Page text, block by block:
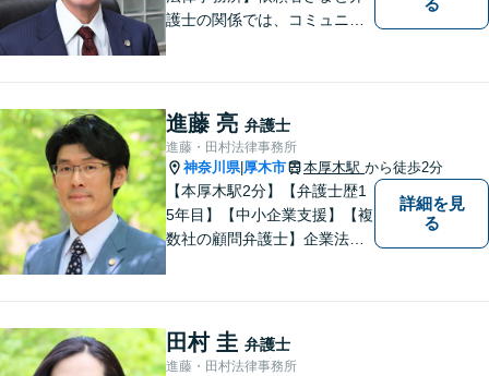
護士の関係では、コミュニケ
B面談可】【本厚木駅1分】
進藤 亮 弁護士
進藤・田村法律事務所
神奈川県| 厚木市 本厚木駅 から徒歩2分
【本厚木駅2分】【弁護士歴1
5年目】【中小企業支援】【複
数社の顧問弁護士】企業法
般民事…交通事故｜労働｜不
動産｜相続｜借金問題
詳細を見
る
田村 圭 弁護士
進藤・田村法律事務所